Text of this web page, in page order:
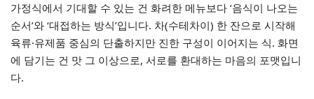
가정식에서 기대할 수 있는 건 화려한 메뉴보다 ‘음식이 나오는
순서’와 ‘대접하는 방식’입니다. 차(수테차이) 한 잔으로 시작해
육류·유제품 중심의 단출하지만 진한 구성이 이어지는 식. 화면
에 담기는 건 맛 그 이상으로, 서로를 환대하는 마음의 포맷입니
다.